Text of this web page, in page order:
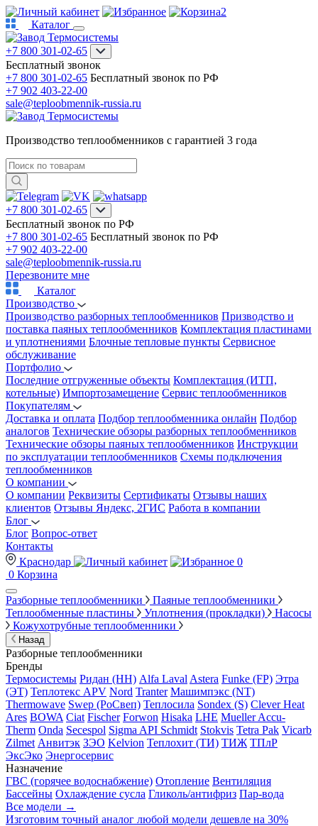
2
Каталог
+7 800 301-02-65
Бесплатный звонок
+7 800 301-02-65 Бесплатный звонок по РФ
+7 902 403-22-00
sale@teploobmennik-russia.ru
Производство теплообменников с гарантией 3 года
+7 800 301-02-65
Бесплатный звонок по РФ
+7 800 301-02-65 Бесплатный звонок по РФ
+7 902 403-22-00
sale@teploobmennik-russia.ru
Перезвоните мне
Каталог
Производство
Производство разборных теплообменников Призводство и
поставка паяных теплообменников Комплектация пластинами
и уплотнениями Блочные тепловые пункты Сервисное
обслуживание
Портфолио
Последние отгруженные объекты Комплектация (ИТП,
котельные) Импортозамещение Сервис теплообменников
Покупателям
Доставка и оплата Подбор теплообменника онлайн Подбор
аналогов Технические обзоры разборных теплообменников
Технические обзоры паяных теплообменников Инструкции
по эксплуатации теплообменников Схемы подключения
теплообменников
О компании
О компании Реквизиты Сертификаты Отзывы наших
клиентов Отзывы Яндекс, 2ГИС Работа в компании
Блог
Блог Вопрос-ответ
Контакты
Краснодар
0
0 Корзина
Разборные теплообменники
Паяные теплообменники
Теплообменные пластины
Уплотнения (прокладки)
Насосы
Кожухотрубные теплообменники
Назад
Разборные теплообменники
Бренды
Термосистемы Ридан (НН) Alfa Laval Astera Funke (FP) Этра
(ЭТ) Теплотекс APV Nord Tranter Машимпэкс (NT)
Thermowave Swep (РоСвеп) Теплосила Sondex (S) Clever Heat
Ares BOWA Ciat Fischer Forwon Hisaka LHE Mueller Accu-
Therm Onda Secespol Sigma API Schmidt Stokvis Tetra Pak Vicarb
Zilmet Анвитэк ЗЭО Kelvion Теплохит (ТИ) ТИЖ ТПлР
ЭксЭко Энергосервис
Назначение
ГВС (горячее водоснабжение) Отопление Вентиляция
Бассейны Охлаждение сусла Гликоль/антифриз Пар-вода
Все модели →
Изготовим точный аналог любой модели дешевле на 30%